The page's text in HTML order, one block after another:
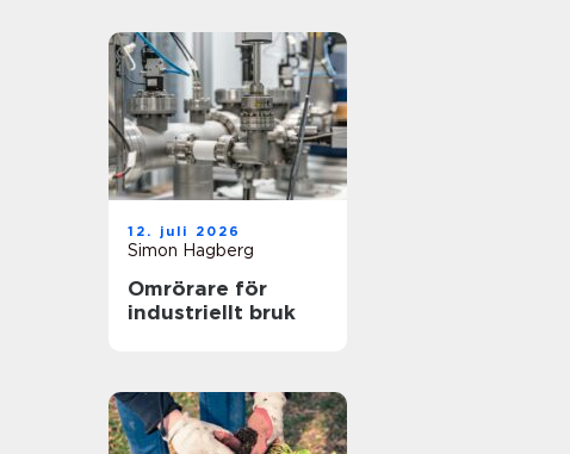
12. juli 2026
Simon Hagberg
Omrörare för
industriellt bruk